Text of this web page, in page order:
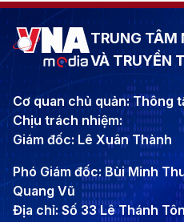
TRUNG TÂM
VÀ TRUYỀN
Cơ quan chủ quản: Thông
Chịu trách nhiệm:
Giám đốc: Lê Xuân Thành
Phó Giám đốc: Bùi Minh
Quang Vũ
Địa chỉ: Số 33 Lê Thánh